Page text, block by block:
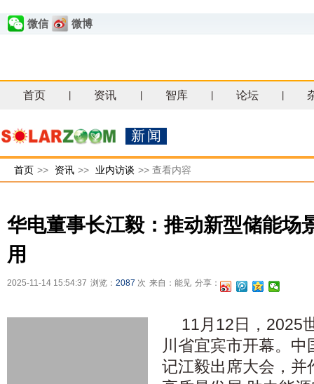
微信 微博
首页 资讯 智库 论坛
新闻
首页 >> 资讯 >> 业内访谈 >> 查看内容
华电董事长江毅：推动新型储能场
用
2025-11-14 15:54:37 浏览： 2087 次 来自：能见 分享：
11月12日，2025
川省宜宾市开幕。
记江毅出席大会，并